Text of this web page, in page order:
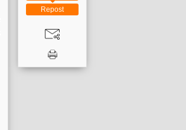
Repost